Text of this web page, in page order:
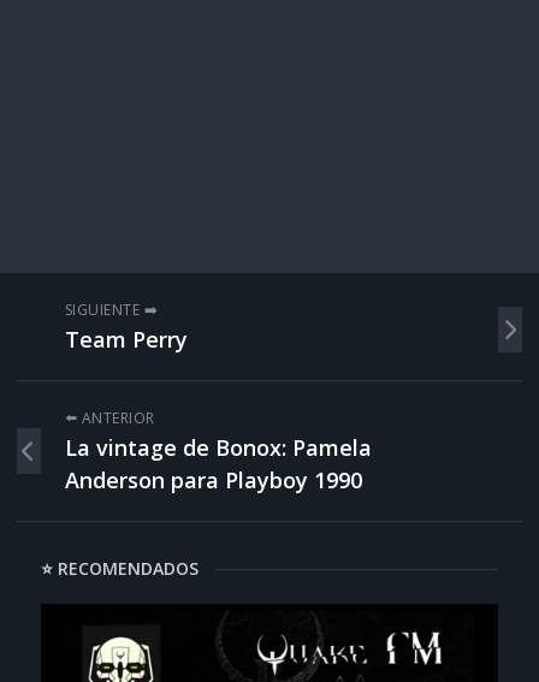
SIGUIENTE ➡️
Team Perry
⬅️ ANTERIOR
La vintage de Bonox: Pamela
Anderson para Playboy 1990
⭐ RECOMENDADOS